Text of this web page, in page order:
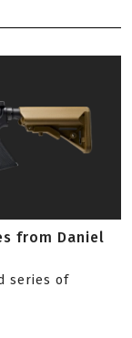
from Daniel
series of